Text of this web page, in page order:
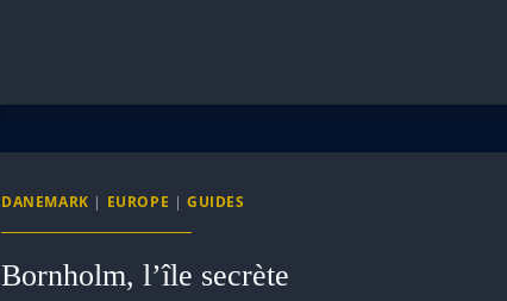
DANEMARK | EUROPE | GUIDES
Bornholm, l’île secrète